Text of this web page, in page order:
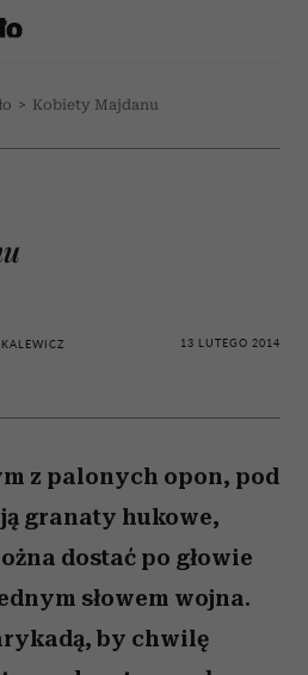
> Kobiety Majdanu
13 LUTEGO 2014
z palonych opon, pod
granaty hukowe,
dostać po głowie
słowem wojna.
by chwilę